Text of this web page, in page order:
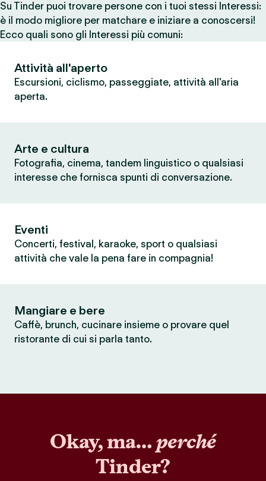
Su Tinder puoi trovare persone con i tuoi stessi Interessi:
è il modo migliore per matchare e iniziare a conoscersi!
Ecco quali sono gli Interessi più comuni:
Attività all'aperto
Escursioni, ciclismo, passeggiate, attività all'aria
aperta.
Arte e cultura
Fotografia, cinema, tandem linguistico o qualsiasi
interesse che fornisca spunti di conversazione.
Eventi
Concerti, festival, karaoke, sport o qualsiasi
attività che vale la pena fare in compagnia!
Mangiare e bere
Caffè, brunch, cucinare insieme o provare quel
ristorante di cui si parla tanto.
Okay, ma…perché
Tinder?